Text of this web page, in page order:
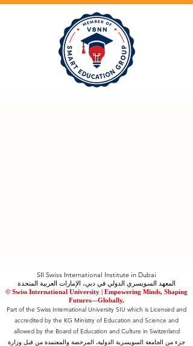
SII Swiss International Institute in Dubai
المعهد السويسري الدولي في دبي، الإمارات العربية المتحدة
© Swiss International University | ​Empowering Minds, Shaping
Futures—Globally.
Part of the Swiss International University SIU which is Licensed and
accredited by the KG Ministry of Education and Science and
allowed by the Board of Education and Culture in Switzerland
جزء من الجامعة السويسرية الدولية، المرخصة والمعتمدة من قبل وزارة